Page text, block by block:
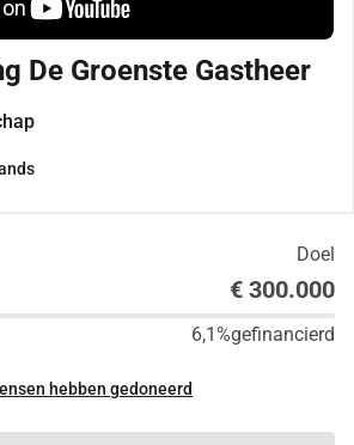
De Groenste Gastheer
Doel
€ 300.000
6,1%gefinancierd
hebben gedoneerd